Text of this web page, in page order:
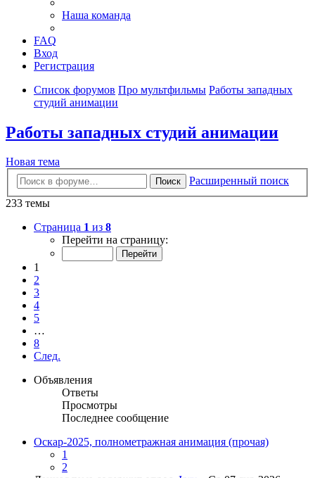
Наша команда
FAQ
Вход
Регистрация
Список форумов Про мультфильмы Работы западных
студий анимации
Работы западных студий анимации
Новая тема
Поиск
Расширенный поиск
233 темы
Страница 1 из 8
Перейти на страницу:
1
2
3
4
5
…
8
След.
Объявления
Ответы
Просмотры
Последнее сообщение
Оскар-2025, полнометражная анимация (прочая)
1
2